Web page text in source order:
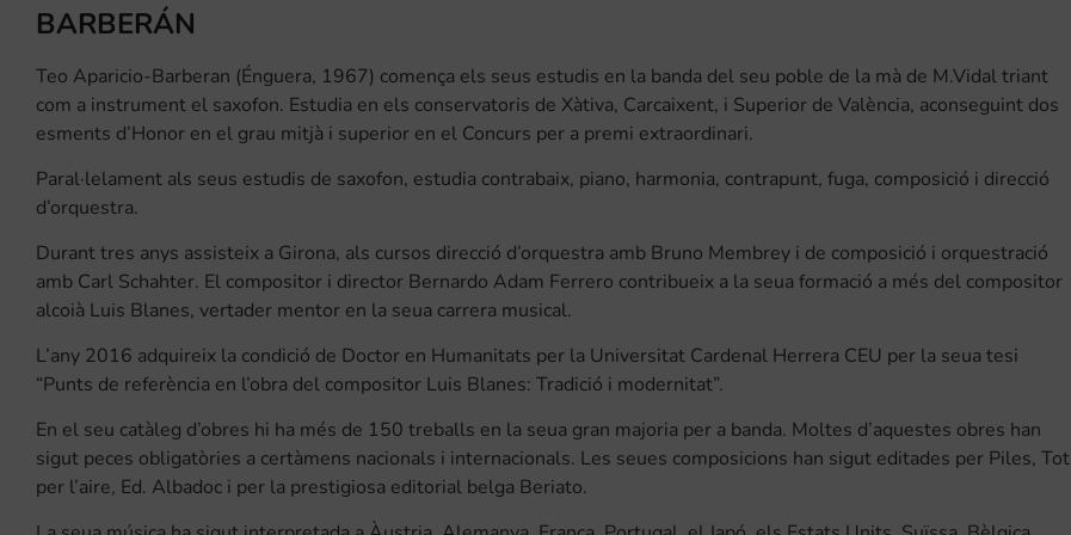
BARBERÁN
Teo Aparicio-Barberan (Énguera, 1967) comença els seus estudis en la banda del seu poble de la mà de M.Vidal triant
com a instrument el saxofon. Estudia en els conservatoris de Xàtiva, Carcaixent, i Superior de València, aconseguint dos
esments d’Honor en el grau mitjà i superior en el Concurs per a premi extraordinari.
Paral·lelament als seus estudis de saxofon, estudia contrabaix, piano, harmonia, contrapunt, fuga, composició i direcció
d’orquestra.
Durant tres anys assisteix a Girona, als cursos direcció d’orquestra amb Bruno Membrey i de composició i orquestració
amb Carl Schahter. El compositor i director Bernardo Adam Ferrero contribueix a la seua formació a més del compositor
alcoià Luis Blanes, vertader mentor en la seua carrera musical.
L’any 2016 adquireix la condició de Doctor en Humanitats per la Universitat Cardenal Herrera CEU per la seua tesi
“Punts de referència en l’obra del compositor Luis Blanes: Tradició i modernitat”.
En el seu catàleg d’obres hi ha més de 150 treballs en la seua gran majoria per a banda. Moltes d’aquestes obres han
sigut peces obligatòries a certàmens nacionals i internacionals. Les seues composicions han sigut editades per Piles, Tot
per l’aire, Ed. Albadoc i per la prestigiosa editorial belga Beriato.